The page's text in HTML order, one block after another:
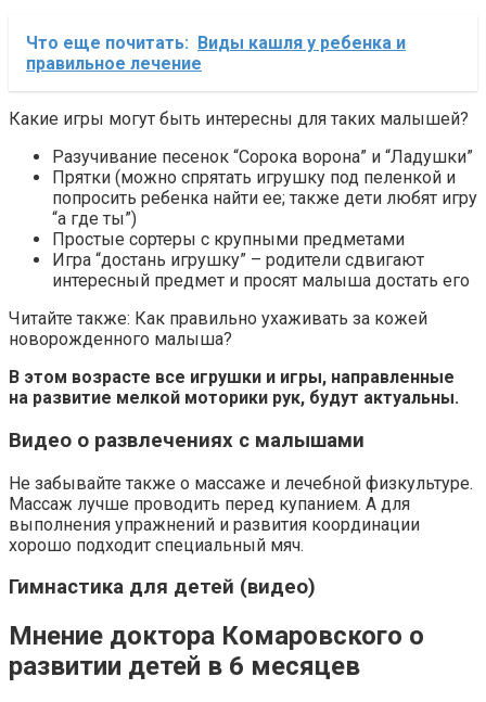
Что еще почитать:
Виды кашля у ребенка и
правильное лечение
Какие игры могут быть интересны для таких малышей?
Разучивание песенок “Сорока ворона” и “Ладушки”
Прятки (можно спрятать игрушку под пеленкой и
попросить ребенка найти ее; также дети любят игру
“а где ты”)
Простые сортеры с крупными предметами
Игра “достань игрушку” – родители сдвигают
интересный предмет и просят малыша достать его
Читайте также: Как правильно ухаживать за кожей
новорожденного малыша?
В этом возрасте все игрушки и игры, направленные
на развитие мелкой моторики рук, будут актуальны.
Видео о развлечениях с малышами
Не забывайте также о массаже и лечебной физкультуре.
Массаж лучше проводить перед купанием. А для
выполнения упражнений и развития координации
хорошо подходит специальный мяч.
Гимнастика для детей (видео)
Мнение доктора Комаровского о
развитии детей в 6 месяцев